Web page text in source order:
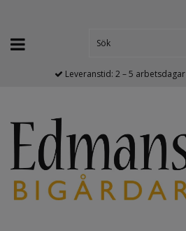
Leveranstid: 2 – 5 arbetsdagar